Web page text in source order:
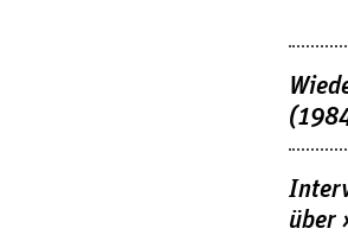
über